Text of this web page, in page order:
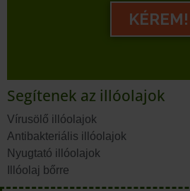
KÉREM!
Segítenek az illóolajok
Vírusölő illóolajok
Antibakteriális illóolajok
Nyugtató illóolajok
Illóolaj bőrre